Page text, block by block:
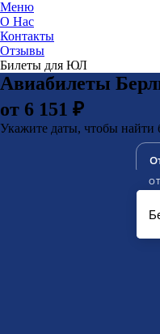
Меню
О Нас
Контакты
Отзывы
Билеты для ЮЛ
Авиабилеты
от 6 151 ₽
Укажите даты, чтобы найти